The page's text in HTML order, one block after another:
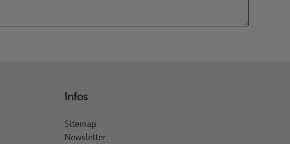
Infos
Sitemap
Newsletter